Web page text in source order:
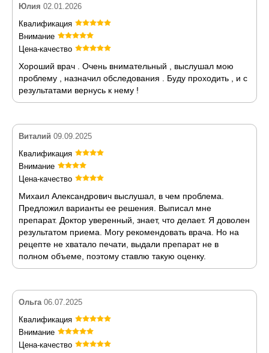
Юлия 02.01.2026
Квалификация
Внимание
Цена-качество
Хороший врач . Очень внимательный , выслушал мою
проблему , назначил обследования . Буду проходить , и с
результатами вернусь к нему !
Виталий 09.09.2025
Квалификация
Внимание
Цена-качество
Михаил Александрович выслушал, в чем проблема.
Предложил варианты ее решения. Выписал мне
препарат. Доктор уверенный, знает, что делает. Я доволен
результатом приема. Могу рекомендовать врача. Но на
рецепте не хватало печати, выдали препарат не в
полном объеме, поэтому ставлю такую оценку.
Ольга 06.07.2025
Квалификация
Внимание
Цена-качество